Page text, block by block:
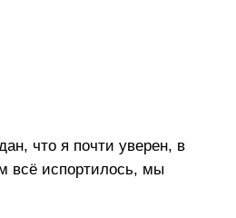
что я почти уверен, в
всё испортилось, мы